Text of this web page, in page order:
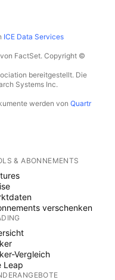
ICE Data Services
FactSet. Copyright ©
bereitgestellt. Die
Systems Inc.
werden von Quartr
& ABONNEMENTS
verschenken
Vergleich
Leap